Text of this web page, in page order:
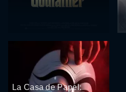
La Casa de Papel: